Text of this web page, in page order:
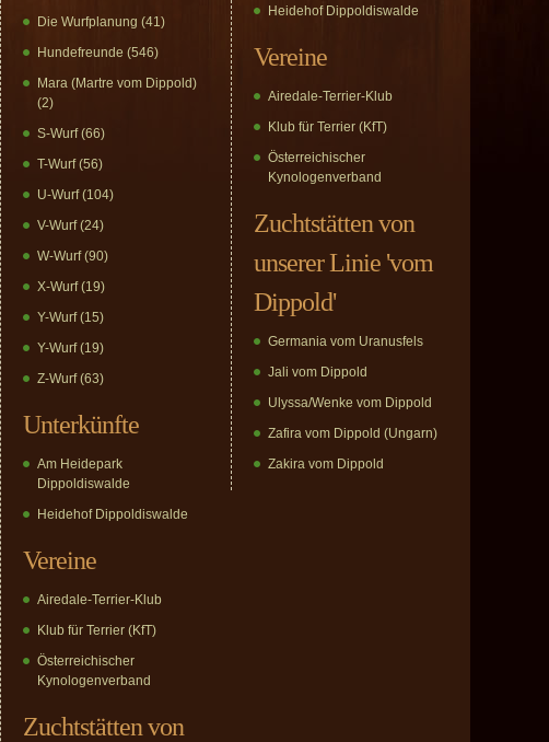
Die Wurfplanung (41)
Hundefreunde (546)
Mara (Martre vom Dippold)
(2)
S-Wurf(66)
T-Wurf(56)
U-Wurf(104)
V-Wurf(24)
W-Wurf(90)
X-Wurf(19)
Y-Wurf(15)
Y-Wurf(19)
Z-Wurf(63)
Unterkünfte
Am Heidepark
Dippoldiswalde
Heidehof Dippoldiswalde
Vereine
Airedale-Terrier-Klub
Klub für Terrier (KfT)
Österreichischer
Kynologenverband
Zuchtstätten von
Heidehof Dippoldiswalde
Vereine
Airedale-Terrier-Klub
Klub für Terrier (KfT)
Österreichischer
Kynologenverband
Zuchtstätten von
unserer Linie 'vom
Dippold'
Germania vom Uranusfels
Jali vom Dippold
Ulyssa/Wenke vom Dippold
Zafira vom Dippold (Ungarn)
Zakira vom Dippold